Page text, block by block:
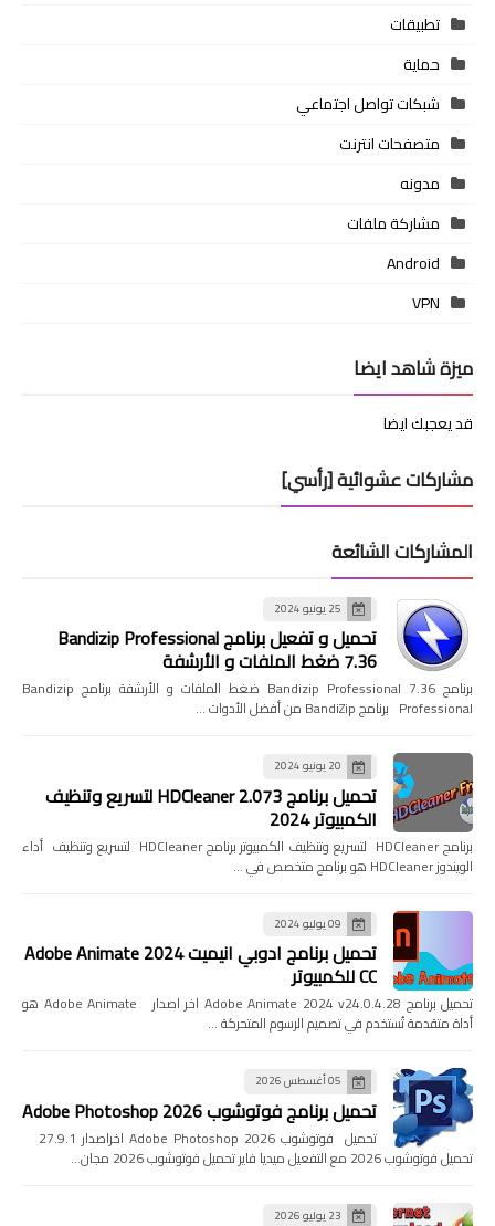
تطبيقات
حماية
شبكات تواصل اجتماعي
متصفحات انترنت
مدونه
مشاركة ملفات
Android
VPN
ميزة شاهد ايضا
قد يعجبك ايضا
مشاركات عشوائية [رأسي]
المشاركات الشائعة
25 يونيو 2024
تحميل و تفعيل برنامج Bandizip Professional
7.36 ضغط الملفات و الأرشفة
برنامج Bandizip Professional 7.36 ضغط الملفات و الأرشفة برنامج Bandizip
Professional برنامج BandiZip من أفضل الأدوات …
20 يونيو 2024
تحميل برنامج HDCleaner 2.073 لتسريع وتنظيف
الكمبيوتر 2024
برنامج HDCleaner لتسريع وتنظيف الكمبيوتر برنامج HDCleaner لتسريع وتنظيف أداء
الويندوز HDCleaner هو برنامج متخصص في …
09 يوليو 2024
تحميل برنامج ادوبي انيميت 2024 Adobe Animate
CC للكمبيوتر
تحميل برنامج Adobe Animate 2024 v24.0.4.28 اخر اصدار Adobe Animate هو
أداة متقدمة تُستخدم في تصميم الرسوم المتحركة …
05 أغسطس 2026
تحميل برنامج فوتوشوب Adobe Photoshop 2026
تحميل فوتوشوب 2026 مع التفعيل ميديا فاير تحميل فوتوشوب 2026 مجان…
23 يوليو 2026